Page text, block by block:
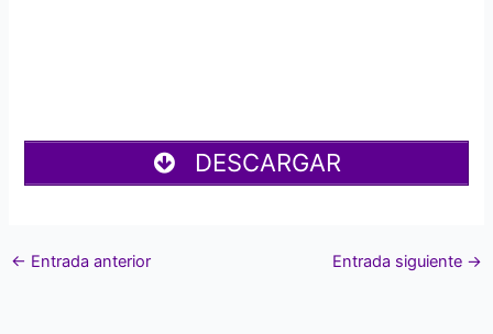
DESCARGAR
← Entrada anterior Entrada siguiente →